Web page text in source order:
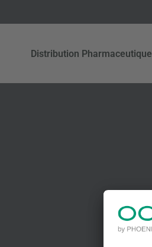
Distribution Pharmaceutique